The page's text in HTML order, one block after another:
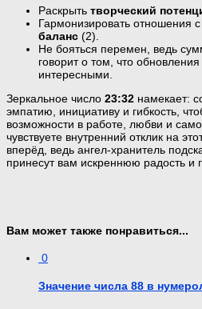
Раскрыть творческий
Гармонизировать отношения
баланс (2).
Не бояться перемен, ведь
говорит о том, что
интересными.
Зеркальное число 23:32 намекает:
эмпатию, инициативу и гибкость,
возможности в работе, любви и
чувствуете внутренний отклик на
вперёд, ведь ангел-хранитель
принесут вам искреннюю радость и
Вам может также понравиться...
0
Значение числа 88 в